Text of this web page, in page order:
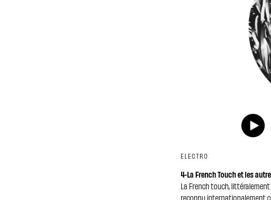
ELECTRO
4-La French Touch et les
La French touch, littéralement
reconnu internationalement